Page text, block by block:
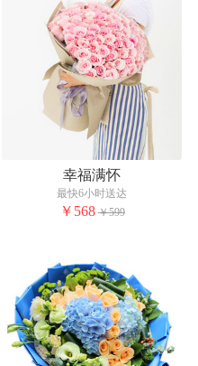
幸福满怀
最快6小时送达
￥568 ￥599